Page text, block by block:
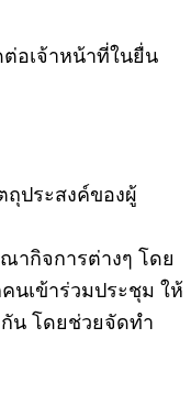
อเจ้าหน้าที่ในยื่น
ประสงค์ของผู้
ากิจการต่างๆ โดย
นเข้าร่วมประชุม ให้
น โดยช่วยจัดทำ